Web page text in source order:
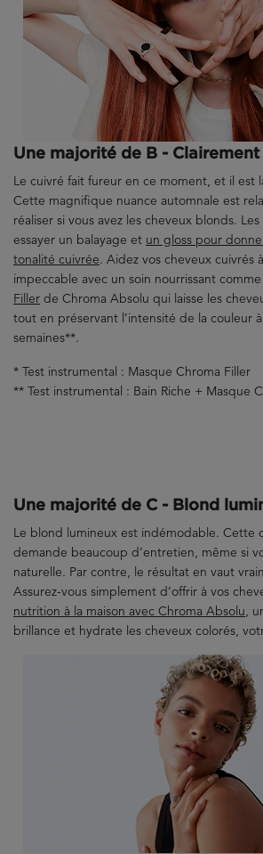
Une majorité de B -
Le cuivré fait fureur en ce moment, et il est
Cette magnifique nuance automnale est
réaliser si vous avez les cheveux blonds.
essayer un balayage et un gloss pour
tonalité cuivrée. Aidez vos cheveux cuivrés
impeccable avec un soin nourrissant
Filler de Chroma Absolu qui laisse les
tout en préservant l’intensité de la couleur
semaines**.
* Test instrumental : Masque Chroma Filler
** Test instrumental : Bain Riche + Masque
Une majorité de C - Blond
Le blond lumineux est indémodable. Cette
demande beaucoup d’entretien, même si
naturelle. Par contre, le résultat en vaut
Assurez-vous simplement d’offrir à vos
nutrition à la maison avec Chroma Absolu,
brillance et hydrate les cheveux colorés,